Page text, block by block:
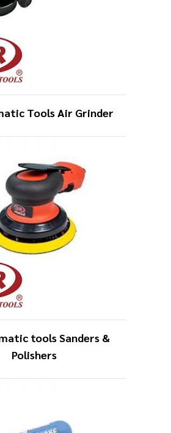
Tools Air Grinder
tools Sanders &
Polishers